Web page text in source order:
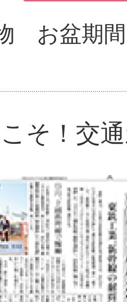
お盆期
そ！交